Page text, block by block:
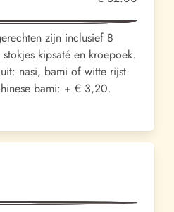
zijn inclusief 8
kipsaté en kroepoek.
nasi, bami of witte rijst
bami: + € 3,20.